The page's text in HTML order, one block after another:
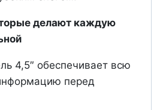
делают каждую
4,5″ обеспечивает всю
перед